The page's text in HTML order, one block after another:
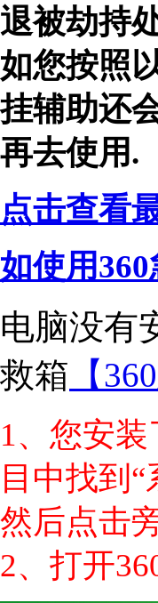
退被劫持
如您按照
挂辅助还
再去使用.
点击查看
如使用
电脑没有
救箱 【
1、您安
目中找到
然后点击
2、打开